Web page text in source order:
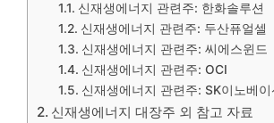
신재생에너지 관련주: 한화솔루션
신재생에너지 관련주: 두산퓨얼셀
신재생에너지 관련주: 씨에스윈드
신재생에너지 관련주: OCI
신재생에너지 관련주: SK이노베이
신재생에너지 대장주 외 참고 자료